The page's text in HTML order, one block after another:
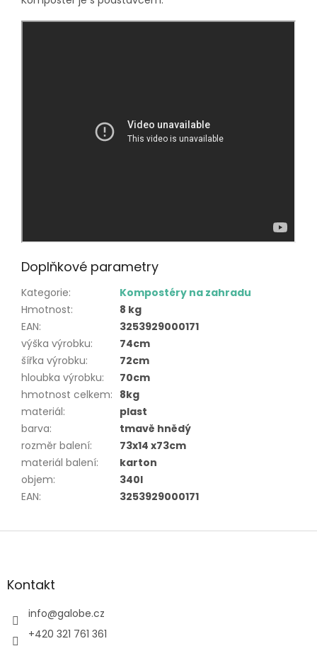
Doplňkové parametry
Kategorie:
Kompostéry na zahradu
Hmotnost:
8 kg
EAN:
3253929000171
výška výrobku:
74cm
šířka výrobku:
72cm
hloubka výrobku:
70cm
hmotnost celkem: 8kg
materiál:
plast
barva:
tmavě hnědý
rozměr balení:
73x14 x73cm
materiál balení:
karton
objem:
340l
EAN: 3253929000171
Z
aKontakt
info@galobe.cz
+420 321 761 361